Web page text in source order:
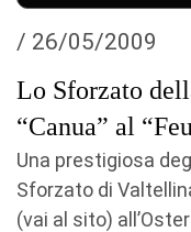
/ 26/05/2009
Lo Sforzato
“Canua” al
Una prestigiosa
Sforzato di
(vai al sito)